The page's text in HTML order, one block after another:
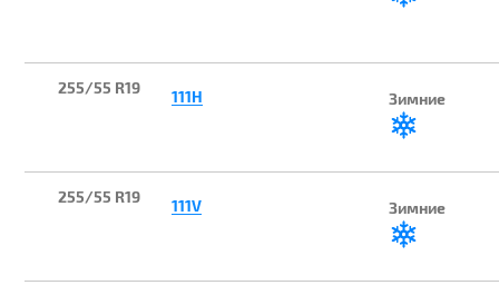
255/55 R19 111H Зимние
255/55 R19 111V Зимние